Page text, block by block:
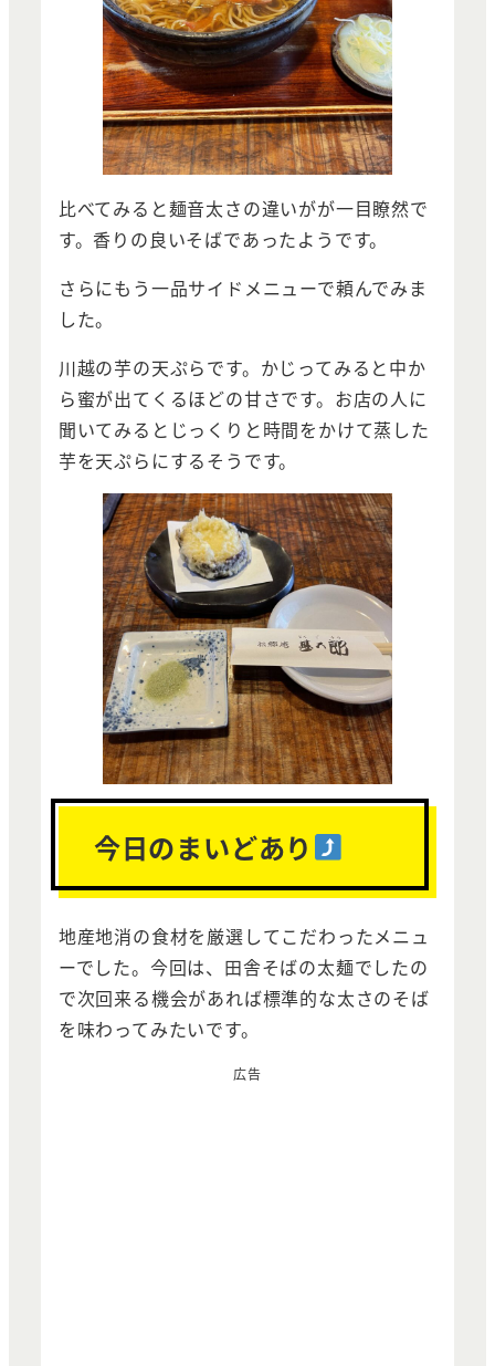
比べてみると麺音太さの違いがが一目瞭然で
す。香りの良いそばであったようです。
さらにもう一品サイドメニューで頼んでみま
した。
川越の芋の天ぷらです。かじってみると中か
ら蜜が出てくるほどの甘さです。お店の人に
聞いてみるとじっくりと時間をかけて蒸した
芋を天ぷらにするそうです。
今日のまいどあり
地産地消の食材を厳選してこだわったメニュ
ーでした。今回は、田舎そばの太麺でしたの
で次回来る機会があれば標準的な太さのそば
を味わってみたいです。
広告